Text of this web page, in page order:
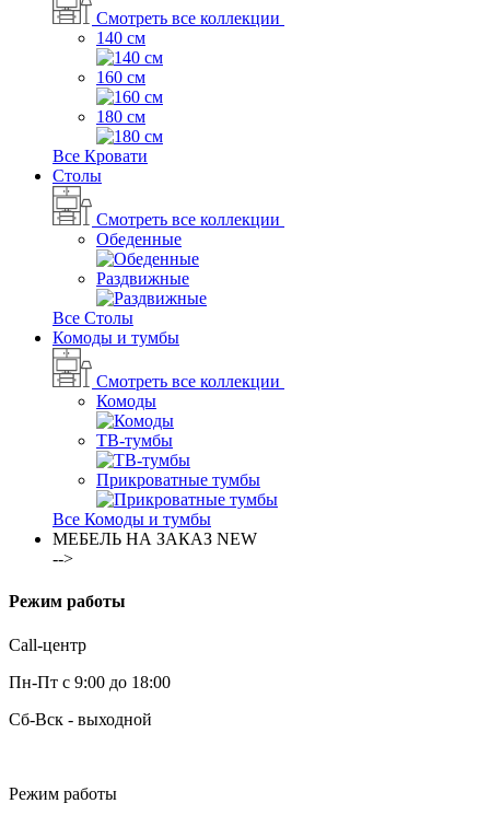
Смотреть все коллекции
140 см
160 см
180 см
Все Кровати
Столы
Смотреть все коллекции
Обеденные
Раздвижные
Все Столы
Комоды и тумбы
Смотреть все коллекции
Комоды
ТВ-тумбы
Прикроватные тумбы
Все Комоды и тумбы
МЕБЕЛЬ НА ЗАКАЗ NEW
-->
Режим работы
Call-центр
Пн-Пт с 9:00 до 18:00
Сб-Вск - выходной
Режим работы